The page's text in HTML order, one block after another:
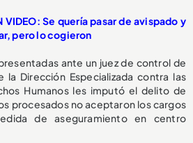
VIDEO: Se quería pasar de avispado y
pero lo cogieron
ante un juez de control de
la Dirección Especializada contra las
Humanos les imputó el delito de
procesados no aceptaron los cargos
de aseguramiento en centro